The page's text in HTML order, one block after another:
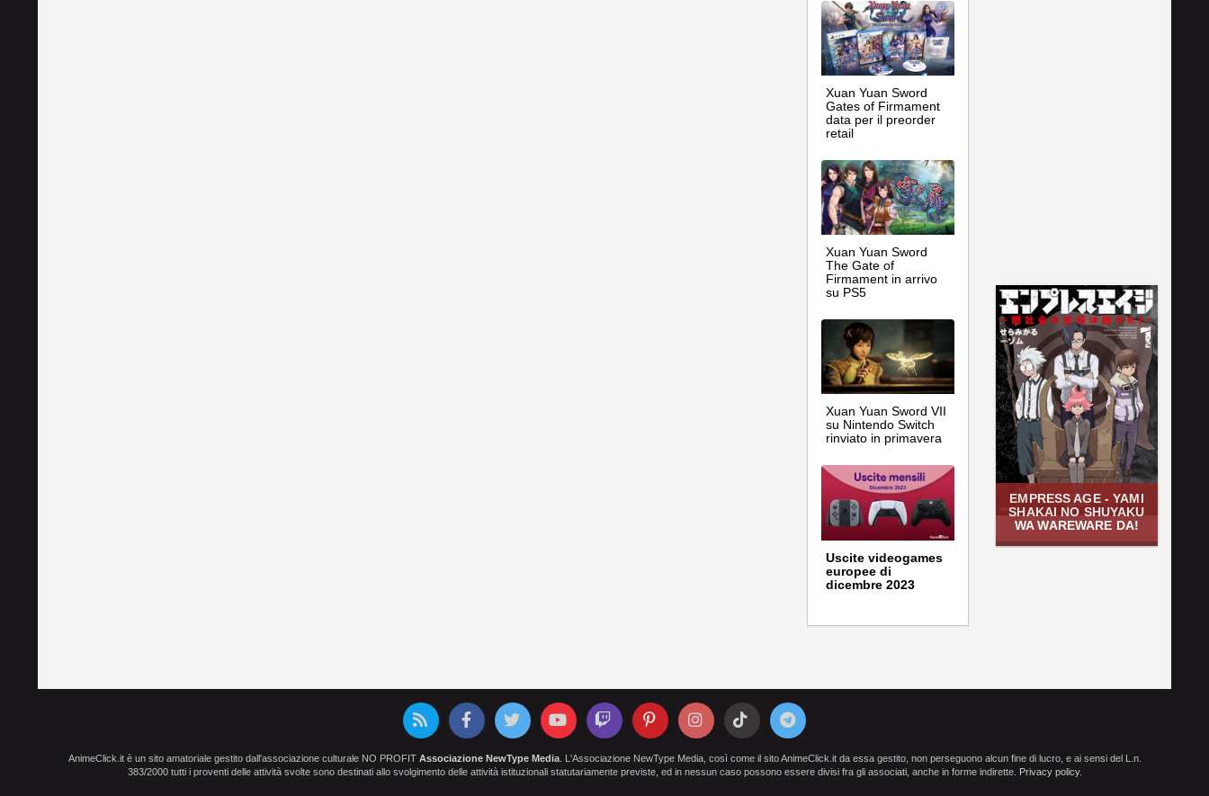
Xuan Yuan Sword
Gates of Firmament
data per il preorder
retail
Xuan Yuan Sword
The Gate of
Firmament in arrivo
su PS5
Xuan Yuan Sword VII
su Nintendo Switch
rinviato in primavera
Uscite videogames
europee di
dicembre 2023
EMPRESS AGE - YAMI
SHAKAI NO SHUYAKU
WA WAREWARE DA!
AnimeClick.it è un sito amatoriale gestito dall'associazione culturale NO PROFIT Associazione NewType Media. L'Associazione NewType Media, così come il sito AnimeClick.it da essa gestito, non perseguono alcun fine di lucro, e ai sensi del L.n.
383/2000 tutti i proventi delle attività svolte sono destinati allo svolgimento delle attività istituzionali statutariamente previste, ed in nessun caso possono essere divisi fra gli associati, anche in forme indirette. Privacy policy.